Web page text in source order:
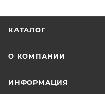
КАТАЛОГ
О КОМПАНИИ
ИНФОРМАЦИЯ